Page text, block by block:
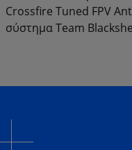
Crossfire Tuned FPV
σύστημα Team